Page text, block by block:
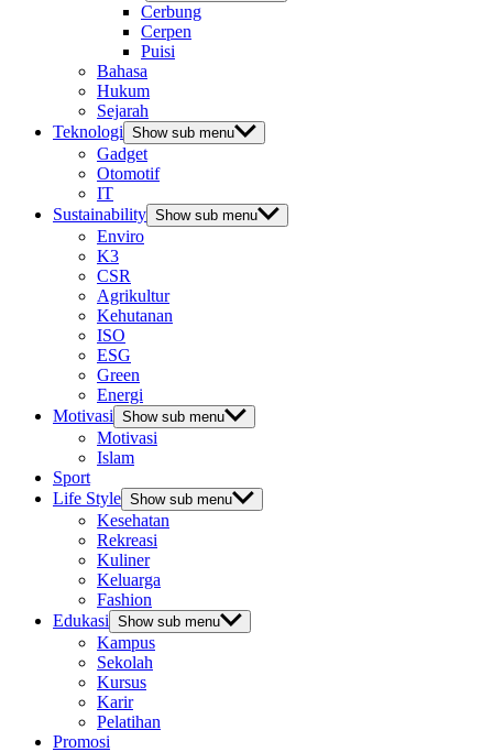
Cerbung
Cerpen
Puisi
Bahasa
Hukum
Sejarah
Teknologi Show sub menu
Gadget
Otomotif
IT
Sustainability Show sub menu
Enviro
K3
CSR
Agrikultur
Kehutanan
ISO
ESG
Green
Energi
Motivasi Show sub menu
Motivasi
Islam
Sport
Life Style Show sub menu
Kesehatan
Rekreasi
Kuliner
Keluarga
Fashion
Edukasi Show sub menu
Kampus
Sekolah
Kursus
Karir
Pelatihan
Promosi